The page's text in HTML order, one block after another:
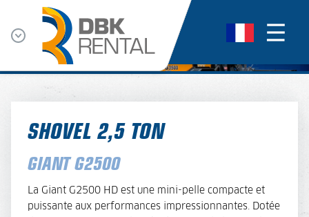
SHOVEL 2,5 TON
GIANT G2500
La Giant G2500 HD est une mini-pelle compacte et
puissante aux performances impressionnantes. Dotée